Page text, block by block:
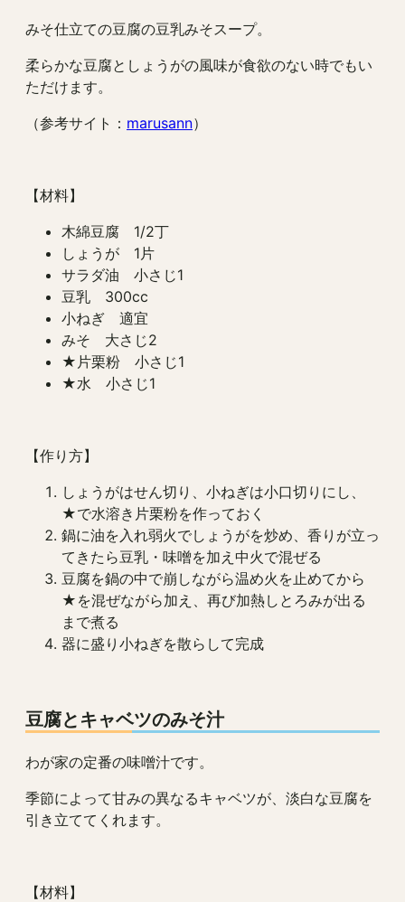
みそ仕立ての豆腐の豆乳みそスープ。
柔らかな豆腐としょうがの風味が食欲のない時でもい
ただけます。
（参考サイト： marusann）
【材料】
木綿豆腐 1/2丁
しょうが 1片
サラダ油 小さじ1
豆乳 300cc
小ねぎ 適宜
みそ 大さじ2
★片栗粉 小さじ1
★水 小さじ1
【作り方】
しょうがはせん切り、小ねぎは小口切りにし、
★で水溶き片栗粉を作っておく
鍋に油を入れ弱火でしょうがを炒め、香りが立っ
てきたら豆乳・味噌を加え中火で混ぜる
豆腐を鍋の中で崩しながら温め火を止めてから
★を混ぜながら加え、再び加熱しとろみが出る
まで煮る
器に盛り小ねぎを散らして完成
豆腐とキャベツのみそ汁
わが家の定番の味噌汁です。
季節によって甘みの異なるキャベツが、淡白な豆腐を
引き立ててくれます。
【材料】